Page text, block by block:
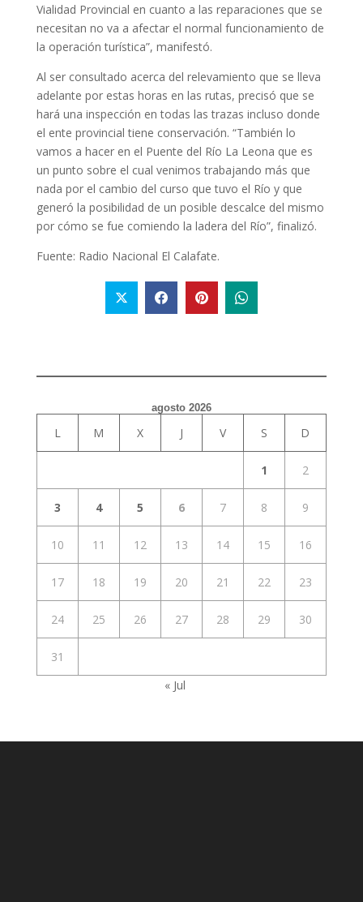
Vialidad Provincial en cuanto a las reparaciones que se
necesitan no va a afectar el normal funcionamiento de
la operación turística”, manifestó.
Al ser consultado acerca del relevamiento que se lleva
adelante por estas horas en las rutas, precisó que se
hará una inspección en todas las trazas incluso donde
el ente provincial tiene conservación. “También lo
vamos a hacer en el Puente del Río La Leona que es
un punto sobre el cual venimos trabajando más que
nada por el cambio del curso que tuvo el Río y que
generó la posibilidad de un posible descalce del mismo
por cómo se fue comiendo la ladera del Río”, finalizó.
Fuente: Radio Nacional El Calafate.
agosto 2026
L M X J V S D
1 2
3 4 5 6 7 8 9
10 11 12 13 14 15 16
17 18 19 20 21 22 23
24 25 26 27 28 29 30
31
« Jul